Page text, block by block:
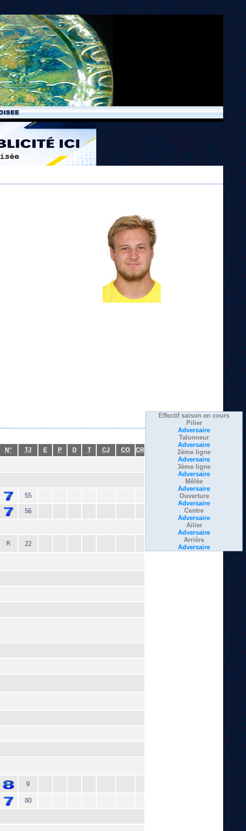
Effectif saison en cours
Pilier
Adversaire
Talonneur
Adversaire
2ème ligne
Adversaire
3ème ligne
Adversaire
Mêlée
Adversaire
Ouverture
Adversaire
Centre
Adversaire
Ailier
Adversaire
Arrière
Adversaire
N° TJ E P D T CJ CO CR
55
56
R 22
9
80